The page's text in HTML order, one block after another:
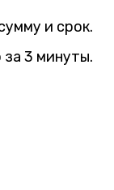
и срок.
3 минуты.